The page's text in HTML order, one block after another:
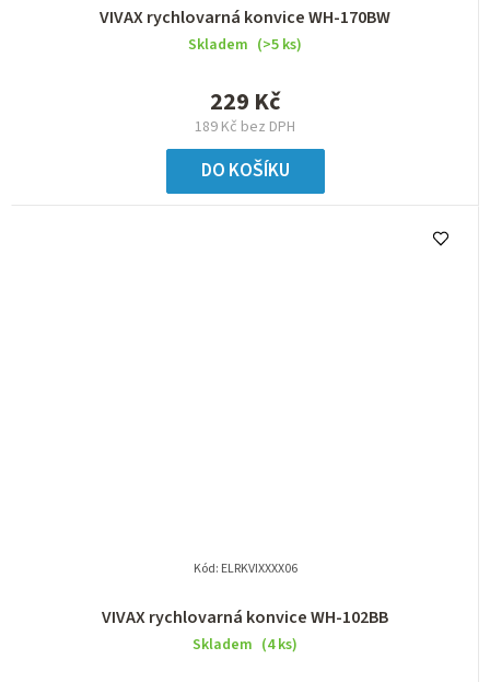
VIVAX rychlovarná konvice WH-170BW
Skladem (>5 ks)
189 Kč bez DPH
229 Kč
DO KOŠÍKU
VIVAX rychlovarná konvice WH-102BB
Skladem (4 ks)
Kód: ELRKVIXXXX06